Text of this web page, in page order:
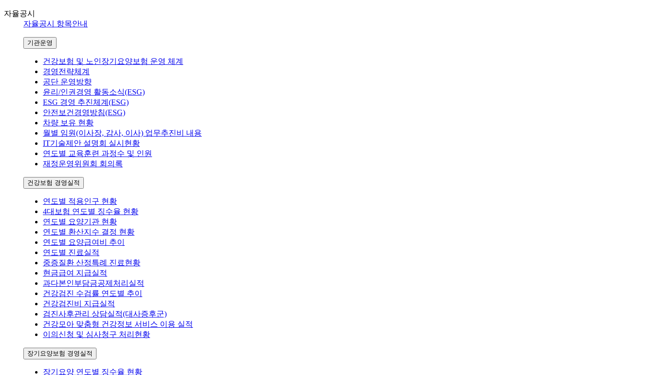
자율공시
자율공시 항목안내
기관운영
건강보험 및 노인장기요양보험 운영 체계
경영전략체계
공단 운영방향
윤리/인권경영 활동소식(ESG)
ESG 경영 추진체계(ESG)
안전보건경영방침(ESG)
차량 보유 현황
월별 임원(이사장, 감사, 이사) 업무추진비 내용
IT기술제안 설명회 실시현황
연도별 교육훈련 과정수 및 인원
재정운영위원회 회의록
건강보험 경영실적
연도별 적용인구 현황
4대보험 연도별 징수율 현황
연도별 요양기관 현황
연도별 환산지수 결정 현황
연도별 요양급여비 추이
연도별 진료실적
중증질환 산정특례 진료현황
현금급여 지급실적
과다본인부담금공제처리실적
건강검진 수검률 연도별 추이
건강검진비 지급실적
검진사후관리 상담실적(대사증후군)
건강모아 맞춤형 건강정보 서비스 이용 실적
이의신청 및 심사청구 처리현황
장기요양보험 경영실적
장기요양 연도별 징수율 현황